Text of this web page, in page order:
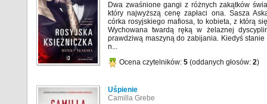
Dwa zwaśnione gangi z różnych zakątków
który najwyższą cenę zapłaci ona. Sasza
córka rosyjskiego mafiosa, to kobieta, z którą
Wychowana twardą ręką w żelaznej
prawdziwą maszyną do zabijania. Kiedyś
n...
Ocena czytelników: 5 (oddanych głosów: 2)
Uśpienie
Camilla Grebe